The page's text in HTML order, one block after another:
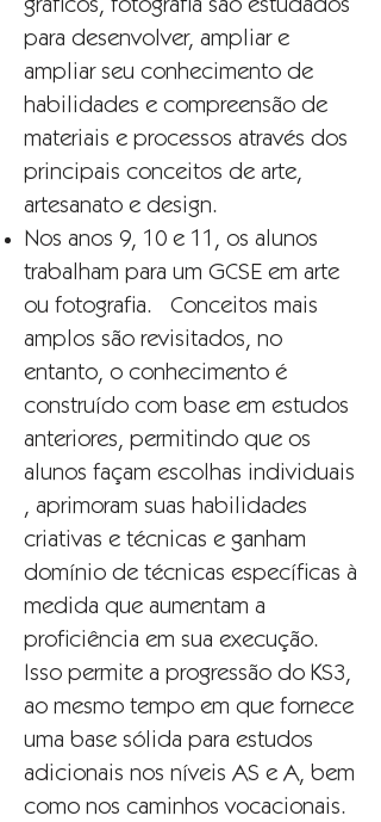
gráficos, fotografia são estudados
para desenvolver, ampliar e
ampliar seu conhecimento de
habilidades e compreensão de
materiais e processos através dos
principais conceitos de arte,
artesanato e design.
Nos anos 9, 10 e 11, os alunos
trabalham para um GCSE em arte
ou fotografia. Conceitos mais
amplos são revisitados, no
entanto, o conhecimento é
construído com base em estudos
anteriores, permitindo que os
alunos façam escolhas individuais
, aprimoram suas habilidades
criativas e técnicas e ganham
domínio de técnicas específicas à
medida que aumentam a
proficiência em sua execução.
Isso permite a progressão do KS3,
ao mesmo tempo em que fornece
uma base sólida para estudos
adicionais nos níveis AS e A, bem
como nos caminhos vocacionais.